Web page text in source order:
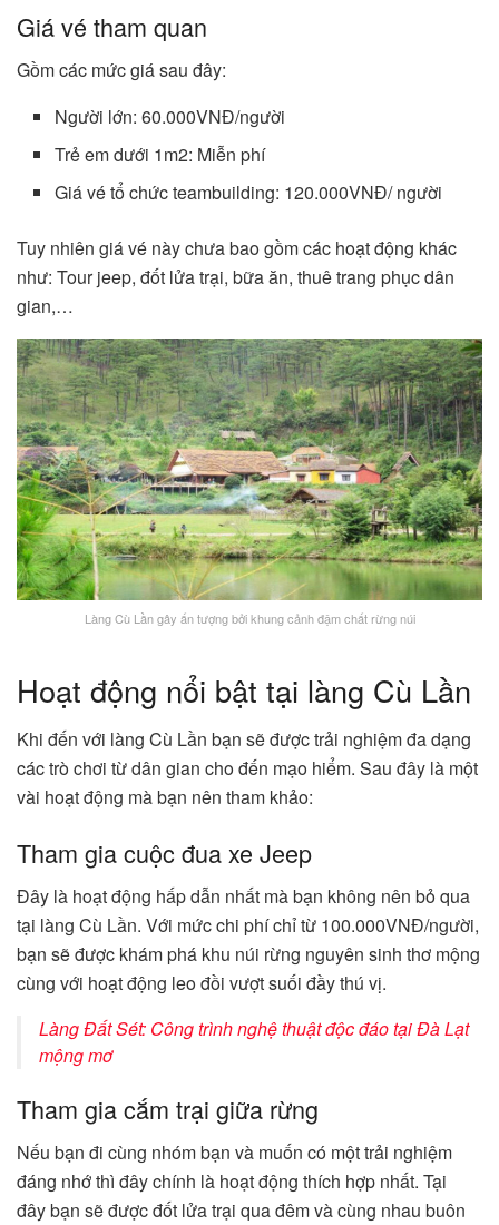
Giá vé tham quan
Gồm các mức giá sau đây:
Người lớn: 60.000VNĐ/người
Trẻ em dưới 1m2: Miễn phí
Giá vé tổ chức teambuilding: 120.000VNĐ/ người
Tuy nhiên giá vé này chưa bao gồm các hoạt động khác
như: Tour jeep, đốt lửa trại, bữa ăn, thuê trang phục dân
gian,…
Làng Cù Lần gây ấn tượng bởi khung cảnh đậm chất rừng núi
Hoạt động nổi bật tại làng Cù Lần
Khi đến với làng Cù Lần bạn sẽ được trải nghiệm đa dạng
các trò chơi từ dân gian cho đến mạo hiểm. Sau đây là một
vài hoạt động mà bạn nên tham khảo:
Tham gia cuộc đua xe Jeep
Đây là hoạt động hấp dẫn nhất mà bạn không nên bỏ qua
tại làng Cù Lần. Với mức chi phí chỉ từ 100.000VNĐ/người,
bạn sẽ được khám phá khu núi rừng nguyên sinh thơ mộng
cùng với hoạt động leo đồi vượt suối đầy thú vị.
Làng Đất Sét: Công trình nghệ thuật độc đáo tại Đà Lạt
mộng mơ
Tham gia cắm trại giữa rừng
Nếu bạn đi cùng nhóm bạn và muốn có một trải nghiệm
đáng nhớ thì đây chính là hoạt động thích hợp nhất. Tại
đây bạn sẽ được đốt lửa trại qua đêm và cùng nhau buôn